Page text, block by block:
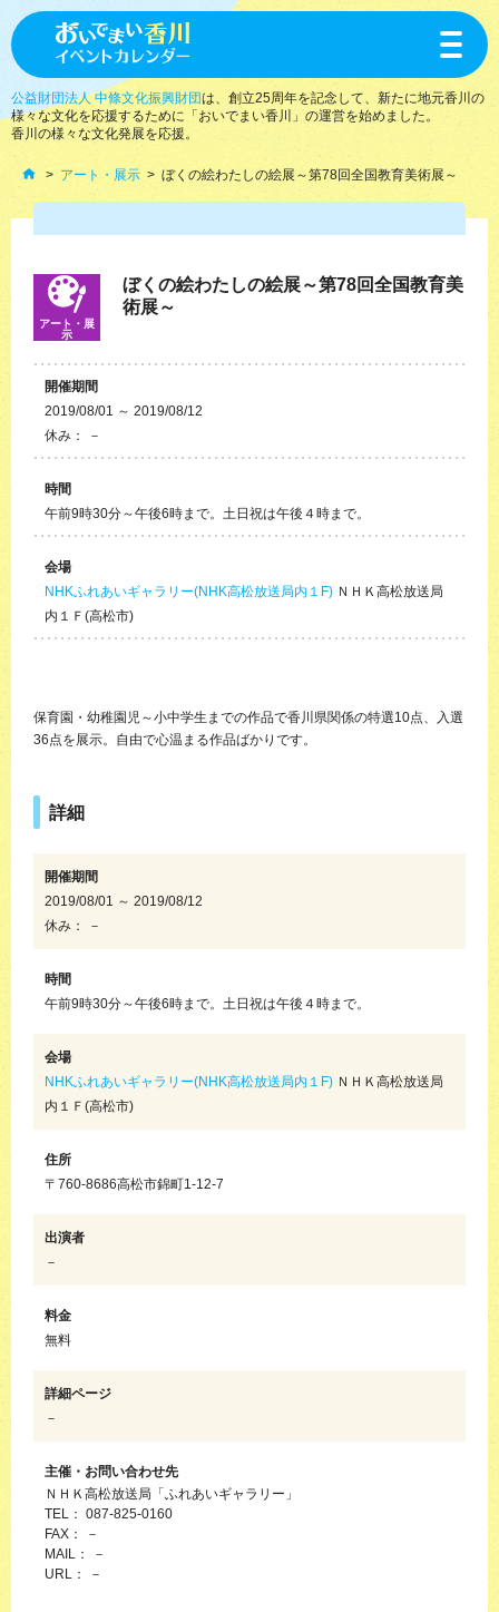
toggle
公益財団法人 中條文化振興財団は、創立25周年を記念して、新たに地元香川の
様々な文化を応援するために「おいでまい香川」の運営を始めました。
香川の様々な文化発展を応援。
アート・展示 ぼくの絵わたしの絵展～第78回全国教育美術展～
アート・展
示
ぼくの絵わたしの絵展～第78回全国教育美
術展～
開催期間
2019/08/01 ～ 2019/08/12
休み： －
時間
午前9時30分～午後6時まで。土日祝は午後４時まで。
会場
NHKふれあいギャラリー(NHK高松放送局内１F) ＮＨＫ高松放送局
内１Ｆ(高松市)
保育園・幼稚園児～小中学生までの作品で香川県関係の特選10点、入選
36点を展示。自由で心温まる作品ばかりです。
詳細
開催期間
2019/08/01 ～ 2019/08/12
休み： －
時間
午前9時30分～午後6時まで。土日祝は午後４時まで。
会場
NHKふれあいギャラリー(NHK高松放送局内１F) ＮＨＫ高松放送局
内１Ｆ(高松市)
住所
〒760-8686高松市錦町1-12-7
出演者
－
料金
無料
詳細ページ
－
主催・お問い合わせ先
ＮＨＫ高松放送局「ふれあいギャラリー」
TEL： 087-825-0160
FAX： －
MAIL： －
URL： －